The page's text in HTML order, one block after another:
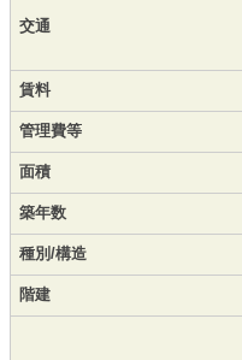
交通
賃料
管理費等
面積
築年数
種別/構造
階建